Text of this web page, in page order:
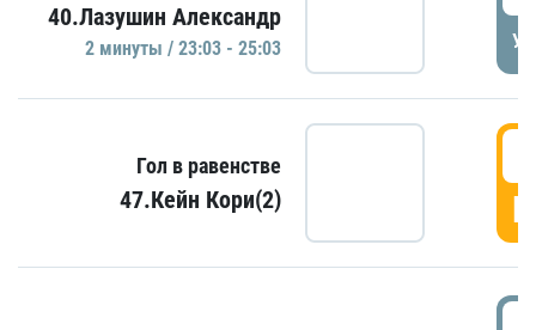
40.Лазушин Александр
2 минуты / 23:03 - 25:03
Гол в равенстве
47.Кейн Кори(2)